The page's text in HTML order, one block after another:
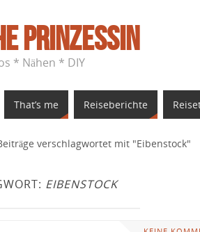
Prinzessin
* Nähen * DIY
That’s me Reiseberichte
verschlagwortet mit "Eibenstock"
EIBENSTOCK